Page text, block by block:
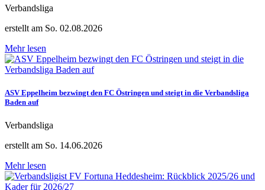
Verbandsliga
erstellt am So. 02.08.2026
Mehr lesen
ASV Eppelheim bezwingt den FC Östringen und steigt in die Verbandsliga
Baden auf
Verbandsliga
erstellt am So. 14.06.2026
Mehr lesen